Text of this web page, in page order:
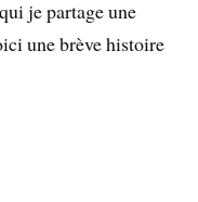
je partage une
une brève histoire